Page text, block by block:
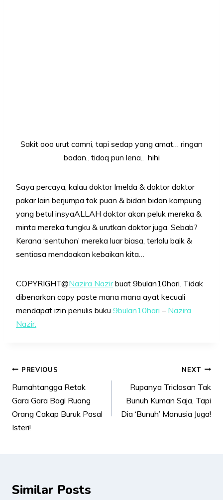
Sakit ooo urut camni, tapi sedap yang amat… ringan
badan.. tidoq pun lena.. hihi
Saya percaya, kalau doktor Imelda & doktor doktor
pakar lain berjumpa tok puan & bidan bidan kampung
yang betul insyaALLAH doktor akan peluk mereka &
minta mereka tungku & urutkan doktor juga. Sebab?
Kerana ‘sentuhan’ mereka luar biasa, terlalu baik &
sentiasa mendoakan kebaikan kita…
COPYRIGHT@Nazira Nazirbuat 9bulan10hari. Tidak
dibenarkan copy paste mana mana ayat kecuali
mendapat izin penulis buku 9bulan10hari – Nazira
Nazir.
Post
navigation
PREVIOUS
Rumahtangga Retak
Gara Gara Bagi Ruang
Orang Cakap Buruk Pasal
Isteri!
NEXT
Rupanya Triclosan Tak
Bunuh Kuman Saja, Tapi
Dia ‘Bunuh’ Manusia Juga!
Similar Posts